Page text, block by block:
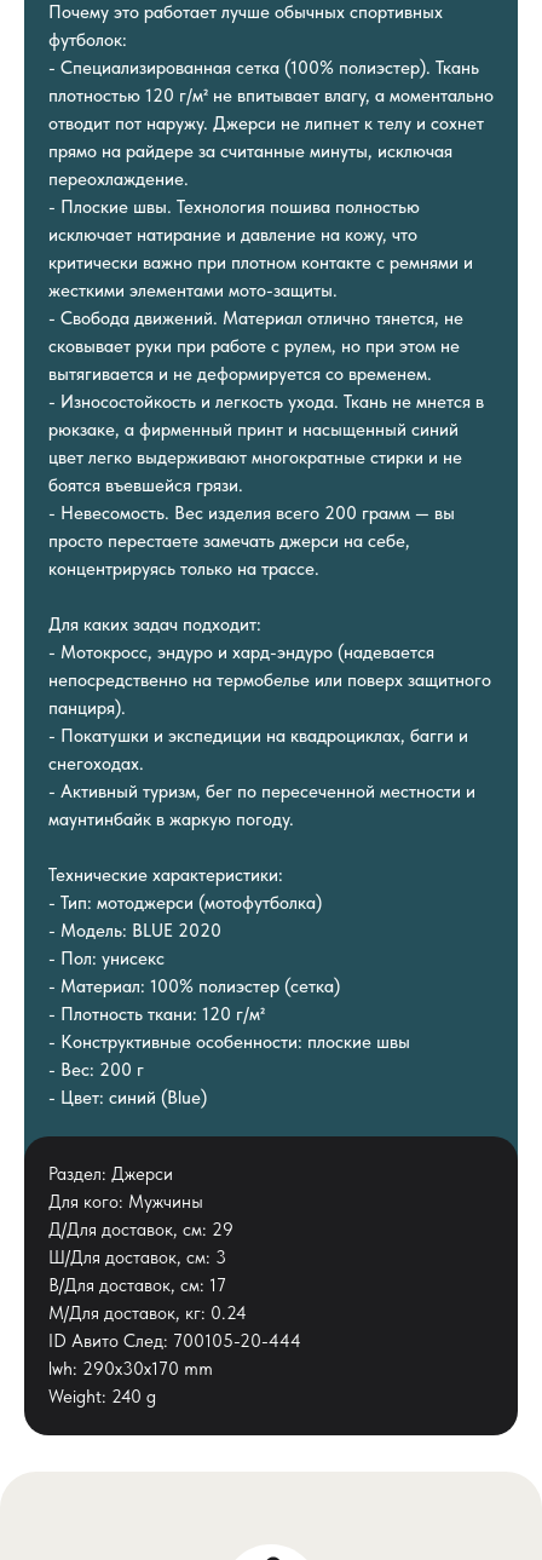
Почему это работает лучше обычных спортивных
футболок:
- Специализированная сетка (100% полиэстер). Ткань
плотностью 120 г/м² не впитывает влагу, а моментально
отводит пот наружу. Джерси не липнет к телу и сохнет
прямо на райдере за считанные минуты, исключая
переохлаждение.
- Плоские швы. Технология пошива полностью
исключает натирание и давление на кожу, что
критически важно при плотном контакте с ремнями и
жесткими элементами мото-защиты.
- Свобода движений. Материал отлично тянется, не
сковывает руки при работе с рулем, но при этом не
вытягивается и не деформируется со временем.
- Износостойкость и легкость ухода. Ткань не мнется в
рюкзаке, а фирменный принт и насыщенный синий
цвет легко выдерживают многократные стирки и не
боятся въевшейся грязи.
- Невесомость. Вес изделия всего 200 грамм — вы
просто перестаете замечать джерси на себе,
концентрируясь только на трассе.
Для каких задач подходит:
- Мотокросс, эндуро и хард-эндуро (надевается
непосредственно на термобелье или поверх защитного
панциря).
- Покатушки и экспедиции на квадроциклах, багги и
снегоходах.
- Активный туризм, бег по пересеченной местности и
маунтинбайк в жаркую погоду.
Технические характеристики:
- Тип: мотоджерси (мотофутболка)
- Модель: BLUE 2020
- Пол: унисекс
- Материал: 100% полиэстер (сетка)
- Плотность ткани: 120 г/м²
- Конструктивные особенности: плоские швы
- Вес: 200 г
- Цвет: синий (Blue)
Раздел: Джерси
Для кого: Мужчины
Д/Для доставок, см: 29
Ш/Для доставок, см: 3
В/Для доставок, см: 17
М/Для доставок, кг: 0.24
ID Авито След: 700105-20-444
lwh: 290x30x170 mm
Weight: 240 g